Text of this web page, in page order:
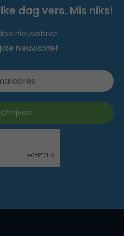
dag vers. Mis niks!
nieuwsbrief
nieuwsbrief